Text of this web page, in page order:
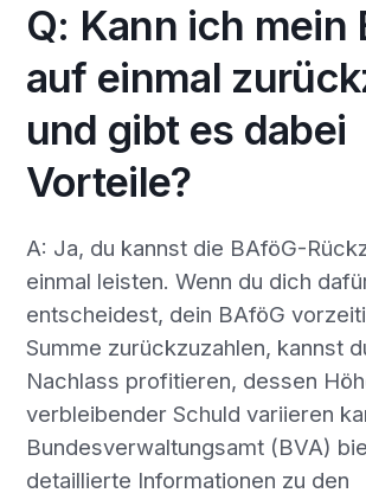
Q: Kann ich mein
auf einmal
und gibt es dabei
Vorteile?
A: Ja, du kannst die BAföG-
einmal leisten. Wenn du dich
entscheidest, dein BAföG
Summe zurückzuzahlen, kannst
Nachlass profitieren, dessen
verbleibender Schuld variieren
Bundesverwaltungsamt (BVA)
detaillierte Informationen zu den